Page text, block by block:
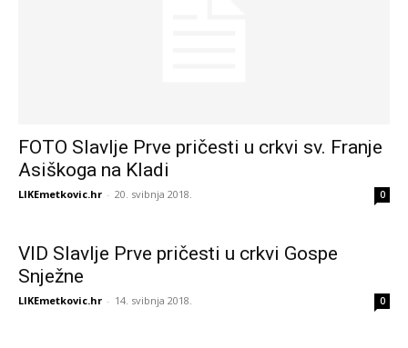
FOTO Slavlje Prve pričesti u crkvi sv. Franje
Asiškoga na Kladi
LIKEmetkovic.hr - 20. svibnja 2018. 0
VID Slavlje Prve pričesti u crkvi Gospe
Snježne
LIKEmetkovic.hr - 14. svibnja 2018. 0